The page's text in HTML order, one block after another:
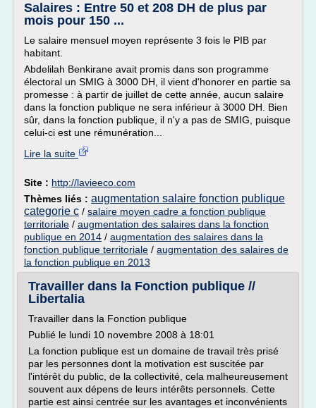
Salaires : Entre 50 et 208 DH de plus par
mois pour 150 ...
Le salaire mensuel moyen représente 3 fois le PIB par
habitant.
Abdelilah Benkirane avait promis dans son programme
électoral un SMIG à 3000 DH, il vient d'honorer en partie sa
promesse : à partir de juillet de cette année, aucun salaire
dans la fonction publique ne sera inférieur à 3000 DH. Bien
sûr, dans la fonction publique, il n'y a pas de SMIG, puisque
celui-ci est une rémunération...
Lire la suite
Site : http://lavieeco.com
Thèmes liés : augmentation salaire fonction publique
categorie c / salaire moyen cadre a fonction publique
territoriale / augmentation des salaires dans la fonction
publique en 2014 / augmentation des salaires dans la
fonction publique territoriale / augmentation des salaires de
la fonction publique en 2013
Travailler dans la Fonction publique //
Libertalia
Travailler dans la Fonction publique
Publié le lundi 10 novembre 2008 à 18:01
La fonction publique est un domaine de travail très prisé
par les personnes dont la motivation est suscitée par
l'intérêt du public, de la collectivité, cela malheureusement
souvent aux dépens de leurs intérêts personnels. Cette
partie est ainsi centrée sur les avantages et inconvénients